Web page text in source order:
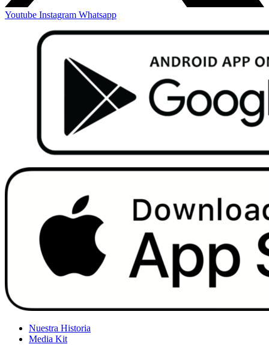
Youtube Instagram Whatsapp
Nuestra Historia
Media Kit